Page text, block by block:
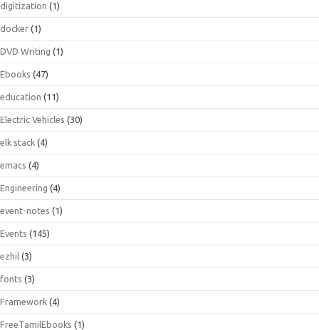
digitization (1)
docker (1)
DVD Writing (1)
Ebooks (47)
education (11)
Electric Vehicles (30)
elk stack (4)
emacs (4)
Engineering (4)
event-notes (1)
Events (145)
ezhil (3)
fonts (3)
Framework (4)
FreeTamilEbooks (1)